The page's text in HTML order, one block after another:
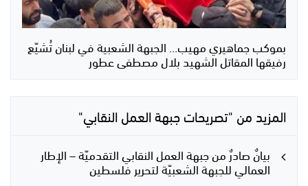
بموكب جماهيري مهيب... الجبهة الشعبية في لبنان تُشيّع
رفيقها المقاتل الشهيد بلال مصطفى عطور
المزيد من "تصريحات جبهة العمل النقابي"
بيانٌ صادرٌ من جبهة العمل النقابي التقدميّة – الإطار
العمالي للجبهة الشعبيّة لتحرير فلسطين